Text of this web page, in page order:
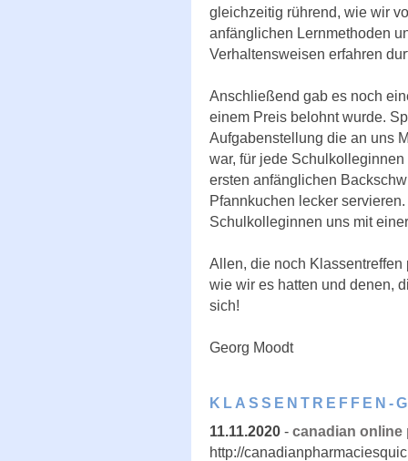
gleichzeitig rührend, wie wir
anfänglichen Lernmethoden
Verhaltensweisen erfahren
Anschließend gab es noch
einem Preis belohnt wurde.
Aufgabenstellung die an uns
war, für jede
ersten anfänglichen
Pfannkuchen lecker
Schulkolleginnen uns mit
Allen, die noch
wie wir es hatten und denen,
sich!
Georg Moodt
KLASSENTREFFEN-
11.11.2020 - canadian online
http://